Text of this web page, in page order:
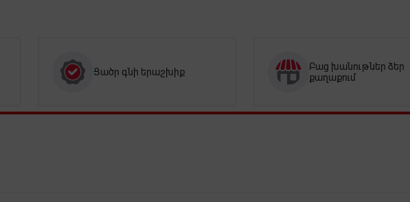
Ցածր գնի երաշխիք
Բաց խանութներ ձեր
քաղաքում